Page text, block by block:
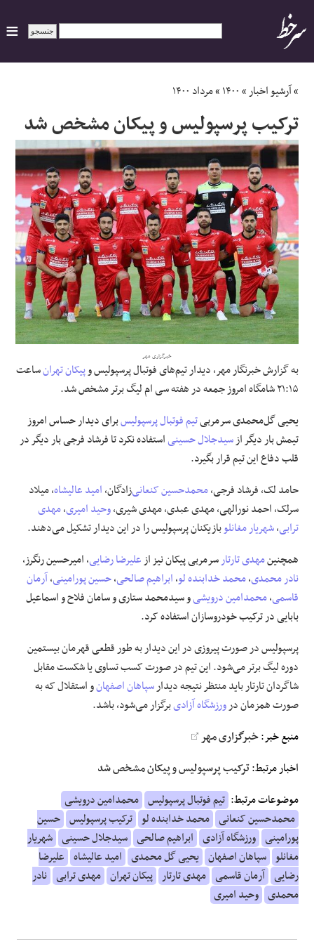
ایران
سیاسی
اقتصاد
ورزشی
جهان
اجتماعی
حوادث
علوم و فن آوری
فرهنگی و هنری
مقالات
»آرشیو اخبار»۱۴۰۰»مرداد ۱۴۰۰
ترکیب پرسپولیس و پیکان مشخص شد
خبرگزاری مهر
به گزارش خبرنگار مهر، دیدار تیم‌های فوتبال پرسپولیس وپیکان تهرانساعت
۲۱:۱۵ شامگاه امروز جمعه در هفته سی ام لیگ برتر مشخص شد.
یحیی گل‌محمدی سرمربیتیم فوتبال پرسپولیسبرای دیدار حساس امروز
تیمش بار دیگر ازسیدجلال حسینیاستفاده نکرد تا فرشاد فرجی بار دیگر در
قلب دفاع این تیم قرار بگیرد.
حامد لک، فرشاد فرجی،محمدحسین کنعانی‌زادگان،امید عالیشاه، میلاد
سرلک، احمد نورالهی، مهدی عبدی، مهدی شیری،وحید امیری،مهدی
ترابی،شهریار مغانلوبازیکنان پرسپولیس را در این دیدار تشکیل می‌دهند.
همچنینمهدی تارتارسرمربی پیکان نیز ازعلیرضا رضایی، امیرحسین رنگرز،
نادر محمدی،محمد خدابنده لو،ابراهیم صالحی،حسین پورامینی،آرمان
قاسمی،محمدامین درویشیو سیدمحمد ستاری و سامان فلاح و اسماعیل
بابایی در ترکیب خودروسازان استفاده کرد.
پرسپولیس در صورت پیروزی در این دیدار به طور قطعی قهرمان بیستمین
دوره لیگ برتر می‌شود. این تیم در صورت کسب تساوی یا شکست مقابل
شاگردان تارتار باید منتظر نتیجه دیدارسپاهان اصفهانو استقلال که به
صورت همزمان درورزشگاه آزادیبرگزار می‌شود، باشد.
منبع خبر:خبرگزاری مهر
اخبار مرتبط:ترکیب پرسپولیس و پیکان مشخص شد
موضوعات مرتبط: تیم فوتبال پرسپولیس محمدامین درویشی
محمدحسین کنعانی محمد خدابنده لو ترکیب پرسپولیس حسین
پورامینی ورزشگاه آزادی ابراهیم صالحی سیدجلال حسینی شهریار
مغانلو سپاهان اصفهان یحیی گل محمدی امید عالیشاه علیرضا
رضایی آرمان قاسمی مهدی تارتار پیکان تهران مهدی ترابی نادر
محمدی وحید امیری